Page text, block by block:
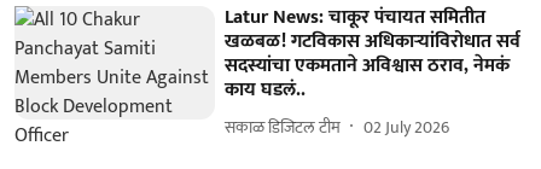
Latur News: चाकूर पंचायत समितीत
खळबळ! गटविकास अधिकाऱ्यांविरोधात सर्व
सदस्यांचा एकमताने अविश्वास ठराव, नेमकं
काय घडलं..
सकाळ डिजिटल टीम 02 July 2026